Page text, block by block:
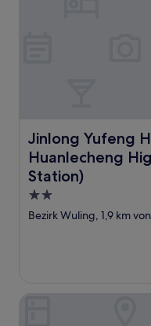
Jinlong Yufeng
Huanlecheng
Station)
Jinlong Yufeng
2.0-
Sterne-
Bezirk Wuling, 1,9 km